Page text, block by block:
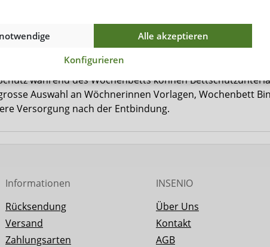
Binden aus Zellstoffflocken bieten ebenfalls
können sie gut fixiert werden, um ein
diesen Binden ebenfalls verzichtet.
während des Wochenbetts können
Auswahl an Wöchnerinnen Vorlagen, Wochenbett
Versorgung nach der Entbindung.
Informationen
Rücksendung
Versand
Zahlungsarten
INSENIO
Über Uns
Kontakt
AGB
Alle akzeptieren
Konfigurieren